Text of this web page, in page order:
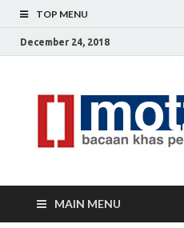
TOP MENU
December 24, 2018
MAIN MENU